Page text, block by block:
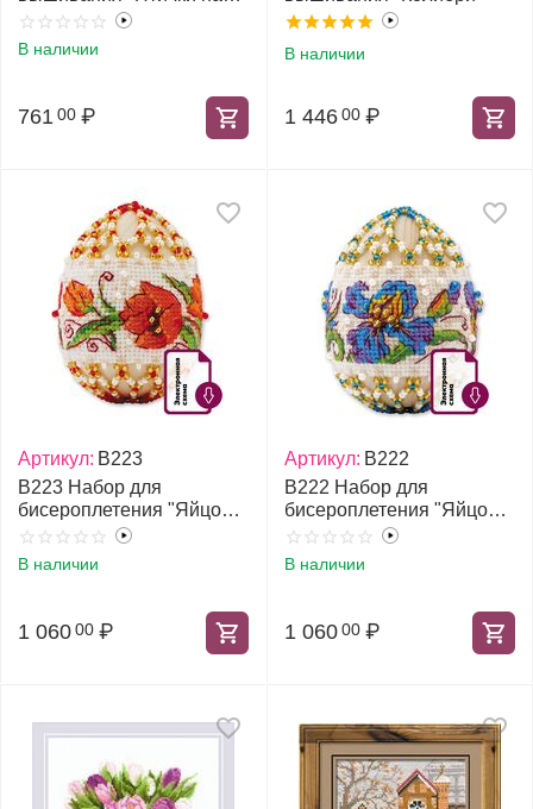
ветке"
В наличии
761 00 ₽
В наличии
1 446 00 ₽
Артикул: В223
В223 Набор для
бисероплетения "Яйцо
пасхальное Тюльпаны"
В наличии
1 060 00 ₽
Артикул: В222
В222 Набор для
бисероплетения "Яйцо
пасхальное Ирисы"
В наличии
1 060 00 ₽